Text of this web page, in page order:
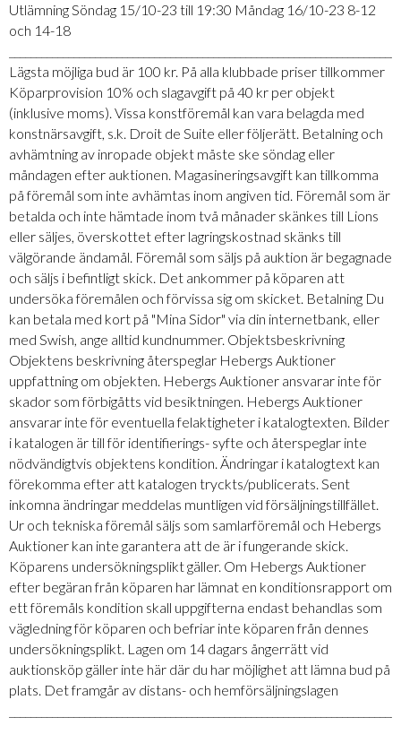
Utlämning Söndag 15/10-23 till 19:30 Måndag 16/10-23 8-12
och 14-18
Lägsta möjliga bud är 100 kr. På alla klubbade priser tillkommer
Köparprovision 10% och slagavgift på 40 kr per objekt
(inklusive moms). Vissa konstföremål kan vara belagda med
konstnärsavgift, s.k. Droit de Suite eller följerätt. Betalning och
avhämtning av inropade objekt måste ske söndag eller
måndagen efter auktionen. Magasineringsavgift kan tillkomma
på föremål som inte avhämtas inom angiven tid. Föremål som är
betalda och inte hämtade inom två månader skänkes till Lions
eller säljes, överskottet efter lagringskostnad skänks till
välgörande ändamål. Föremål som säljs på auktion är begagnade
och säljs i befintligt skick. Det ankommer på köparen att
undersöka föremålen och förvissa sig om skicket. Betalning Du
kan betala med kort på "Mina Sidor" via din internetbank, eller
med Swish, ange alltid kundnummer. Objektsbeskrivning
Objektens beskrivning återspeglar Hebergs Auktioner
uppfattning om objekten. Hebergs Auktioner ansvarar inte för
skador som förbigåtts vid besiktningen. Hebergs Auktioner
ansvarar inte för eventuella felaktigheter i katalogtexten. Bilder
i katalogen är till för identifierings- syfte och återspeglar inte
nödvändigtvis objektens kondition. Ändringar i katalogtext kan
förekomma efter att katalogen tryckts/publicerats. Sent
inkomna ändringar meddelas muntligen vid försäljningstillfället.
Ur och tekniska föremål säljs som samlarföremål och Hebergs
Auktioner kan inte garantera att de är i fungerande skick.
Köparens undersökningsplikt gäller. Om Hebergs Auktioner
efter begäran från köparen har lämnat en konditionsrapport om
ett föremåls kondition skall uppgifterna endast behandlas som
vägledning för köparen och befriar inte köparen från dennes
undersökningsplikt. Lagen om 14 dagars ångerrätt vid
auktionsköp gäller inte här där du har möjlighet att lämna bud på
plats. Det framgår av distans- och hemförsäljningslagen